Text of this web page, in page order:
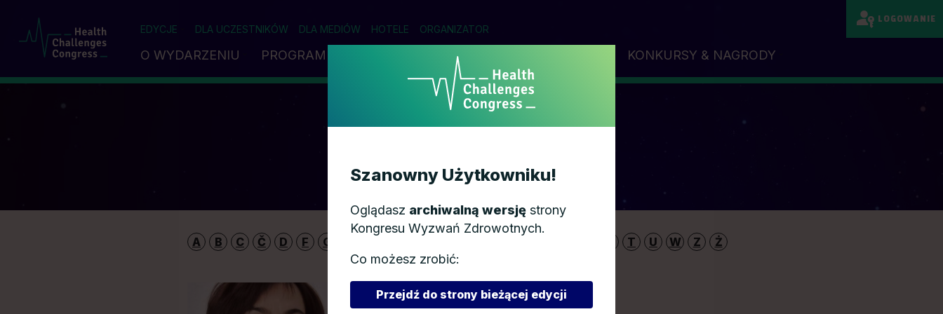
EDYCJE DLA UCZESTNIKÓW DLA MEDIÓW HOTELE ORGANIZATOR
O WYDARZENIU PROGRAM PARTNERZY KONKURSY & NAGRODY
LOGOWANIE
PRELEGENCI
A B C Č D F G T U W Z Ż
Szanowny Użytkowniku!
Oglądasz archiwalną wersję strony
Kongresu Wyzwań Zdrowotnych.
Co możesz zrobić:
Przejdź do strony bieżącej edycji